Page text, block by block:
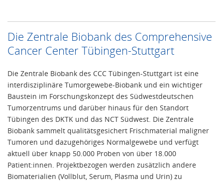
Die Zentrale Biobank des Comprehensive
Cancer Center Tübingen-Stuttgart
Die Zentrale Biobank des CCC Tübingen-Stuttgart ist eine
interdisziplinäre Tumorgewebe-Biobank und ein wichtiger
Baustein im Forschungskonzept des Südwestdeutschen
Tumorzentrums und darüber hinaus für den Standort
Tübingen des DKTK und das NCT Südwest. Die Zentrale
Biobank sammelt qualitätsgesichert Frischmaterial maligner
Tumoren und dazugehöriges Normalgewebe und verfügt
aktuell über knapp 50.000 Proben von über 18.000
Patient:innen. Projektbezogen werden zusätzlich andere
Biomaterialien (Vollblut, Serum, Plasma und Urin) zu